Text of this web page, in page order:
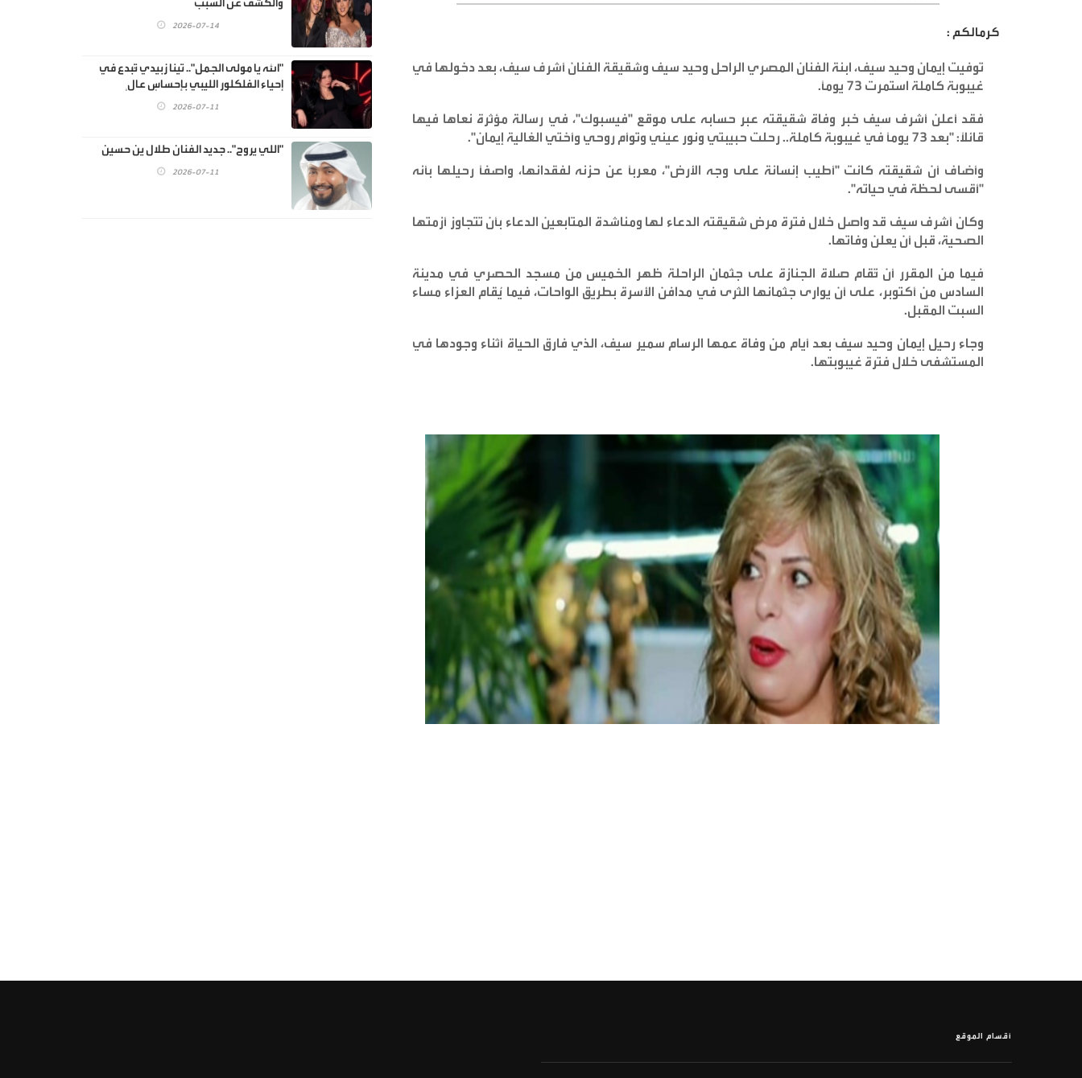
كرمالكم :
توفيت إيمان وحيد سيف، ابنة الفنان المصري الراحل وحيد سيف وشقيقة الفنان أشرف سيف، بعد دخولها في
غيبوبة كاملة استمرت 73 يوماً
.
فقد أعلن أشرف سيف خبر وفاة شقيقته عبر حسابه على موقع "فيسبوك"، في رسالة مؤثرة نعاها فيها
قائلاً: "بعد 73 يوماً في غيبوبة كاملة.. رحلت حبيبتي ونور عيني وتوأم روحي وأختي الغالية إيمان
".
وأضاف أن شقيقته كانت "أطيب إنسانة على وجه الأرض"، معرباً عن حزنه لفقدانها، واصفاً رحيلها بأنه
"أقسى لحظة في حياته".
وكان أشرف سيف قد واصل خلال فترة مرض شقيقته الدعاء لها ومناشدة المتابعين الدعاء بأن تتجاوز أزمتها
الصحية، قبل أن يعلن وفاتها.
فيما من المقرر أن تُقام صلاة الجنازة على جثمان الراحلة ظهر الخميس من مسجد الحصري في مدينة
السادس من أكتوبر، على أن يوارى جثمانها الثرى في مدافن الأسرة بطريق الواحات، فيما يُقام العزاء مساء
السبت المقبل.
وجاء رحيل إيمان وحيد سيف بعد أيام من وفاة عمها الرسام سمير سيف، الذي فارق الحياة أثناء وجودها في
المستشفى خلال فترة غيبوبتها.
2026-07-14
"الله يا مولى الجمل".. تينا زبيدي تُبدع في
إحياء الفلكلور الليبي بإحساسٍ عالٍ
2026-07-11
"اللي يروح".. جديد الفنان طلال ين حسين
2026-07-11
أقسام الموقع